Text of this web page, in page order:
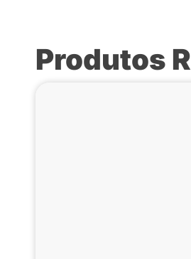
Produtos